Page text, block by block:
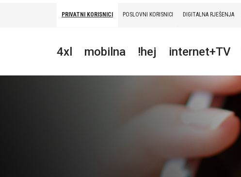
PRIVATNI KORISNICI POSLOVNI KORISNICI DIGITALNA RJEŠENJA
4xl mobilna !hej internet+TV